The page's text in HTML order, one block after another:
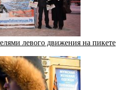
левого движения на пикете